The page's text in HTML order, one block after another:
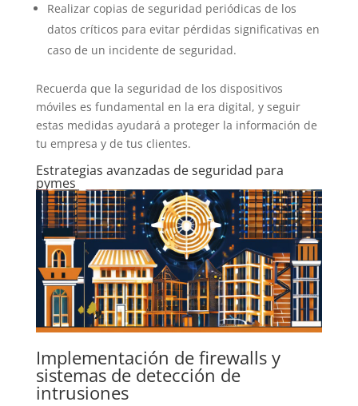
Realizar copias de seguridad periódicas de los
datos críticos para evitar pérdidas significativas en
caso de un incidente de seguridad.
Recuerda que la seguridad de los dispositivos
móviles es fundamental en la era digital, y seguir
estas medidas ayudará a proteger la información de
tu empresa y de tus clientes.
Estrategias avanzadas de seguridad para
pymes
Implementación de firewalls y
sistemas de detección de
intrusiones